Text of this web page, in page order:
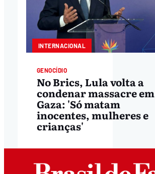
INTERNACIONAL
GENOCÍDIO
No Brics, Lula volta a
condenar massacre em
Gaza: 'Só matam
inocentes, mulheres e
crianças'